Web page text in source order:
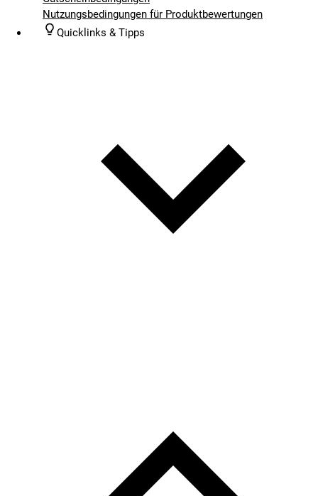
Nutzungsbedingungen für Produktbewertungen
Quicklinks & Tipps